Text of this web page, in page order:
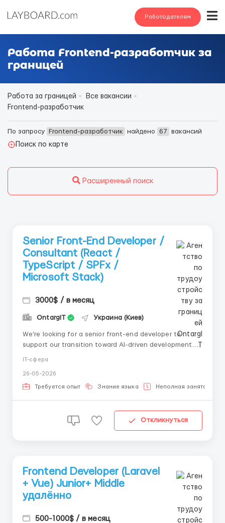
Работодателям
Работа Frontend-разработчик за
границей
Работа за границей
Все вакансии
Frontend-разработчик
По запросу Frontend-разработчик найдено 67
вакансий
Поиск по карте
Расширенный поиск
Senior Front-End Developer /
Consultant (React /
TypeScript / SPFx /
Microsoft Stack)
3000$ / в месяц
OntargIT Украина (Киев)
We’re looking for a senior front-end developer to
support our transition toward AI-driven development
on support , project focused on improving code quality,
establishing standards...
IT-сфера
26-05-2026
Требуется опыт Знание языка Неполная занятость
Откликнуться
Frontend Developer (Laravel
+ Vue) Junior+ Middle
удалённо
500-1000$ / в месяц